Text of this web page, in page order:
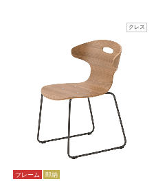
クレス
フレーム 即納